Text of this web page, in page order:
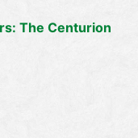
The Centurion